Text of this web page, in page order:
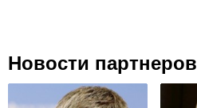
Новости партнеров